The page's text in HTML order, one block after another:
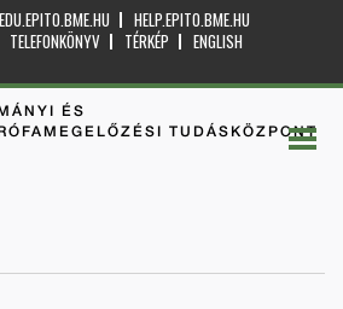
EDU.EPITO.BME.HU
HELP.EPITO.BME.HU
TELEFONKÖNYV TÉRKÉP
ENGLISH
ÉS
TUDÁSKÖZPONT